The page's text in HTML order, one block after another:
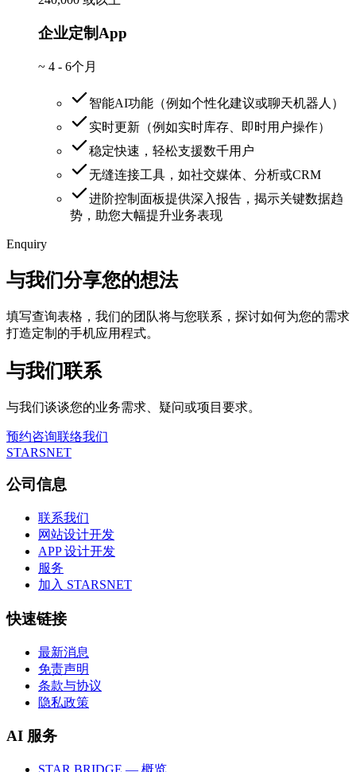
企业定制App
~ 4 - 6个月
智能AI功能（例如个性化建议或聊天机器人）
实时更新（例如实时库存、即时用户操作）
稳定快速，轻松支援数千用户
无缝连接工具，如社交媒体、分析或CRM
进阶控制面板提供深入报告，揭示关键数据趋
势，助您大幅提升业务表现
Enquiry
与我们分享您的想法
填写查询表格，我们的团队将与您联系，探讨如何为您的需求
打造定制的手机应用程式。
与我们联系
与我们谈谈您的业务需求、疑问或项目要求。
预约咨询联络我们
STARSNET
公司信息
联系我们
网站设计开发
APP 设计开发
服务
加入 STARSNET
快速链接
最新消息
免责声明
条款与协议
隐私政策
AI 服务
STAR BRIDGE — 概览